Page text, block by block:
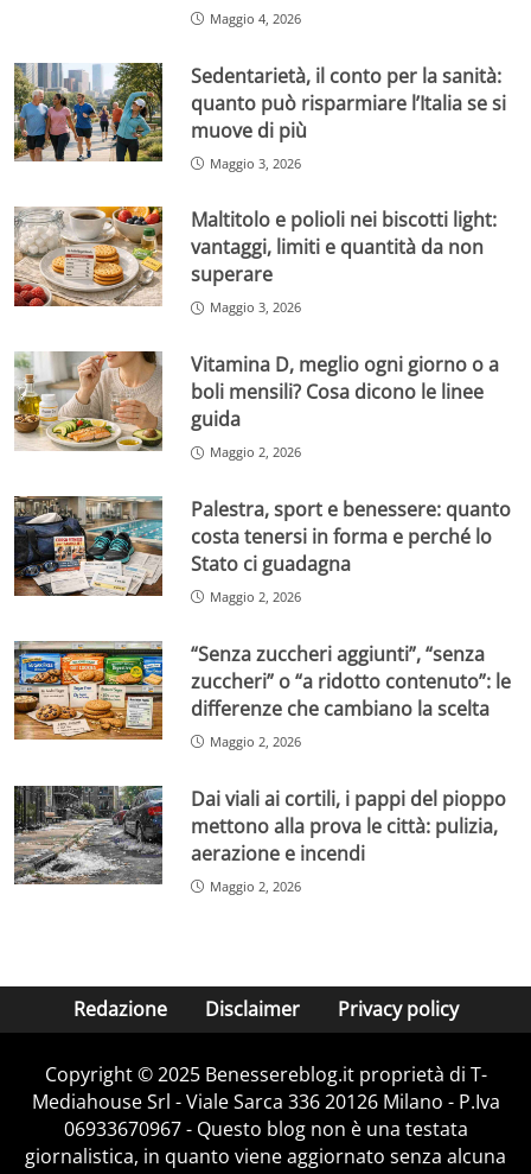
Maggio 4, 2026
Sedentarietà, il conto per la sanità:
quanto può risparmiare l’Italia se si
muove di più
Maggio 3, 2026
Maltitolo e polioli nei biscotti light:
vantaggi, limiti e quantità da non
superare
Maggio 3, 2026
Vitamina D, meglio ogni giorno o a
boli mensili? Cosa dicono le linee
guida
Maggio 2, 2026
Palestra, sport e benessere: quanto
costa tenersi in forma e perché lo
Stato ci guadagna
Maggio 2, 2026
“Senza zuccheri aggiunti”, “senza
zuccheri” o “a ridotto contenuto”: le
differenze che cambiano la scelta
Maggio 2, 2026
Dai viali ai cortili, i pappi del pioppo
mettono alla prova le città: pulizia,
aerazione e incendi
Maggio 2, 2026
Redazione Disclaimer Privacy policy
Copyright © 2025 Benessereblog.it proprietà di T-
Mediahouse Srl - Viale Sarca 336 20126 Milano - P.Iva
06933670967 - Questo blog non è una testata
giornalistica, in quanto viene aggiornato senza alcuna